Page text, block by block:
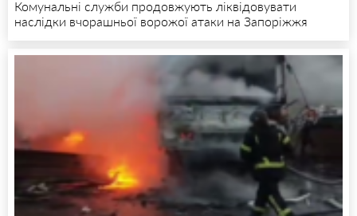
Комунальні служби продовжують ліквідовувати
наслідки вчорашньої ворожої атаки на Запоріжжя